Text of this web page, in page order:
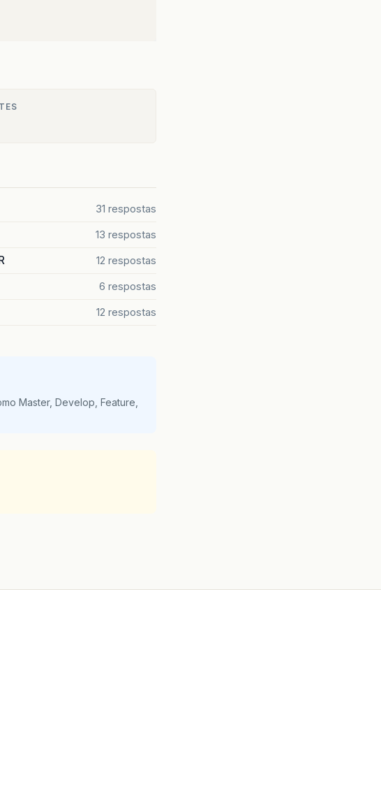
31 respostas
13 respostas
12 respostas
6 respostas
12 respostas
Master, Develop, Feature,